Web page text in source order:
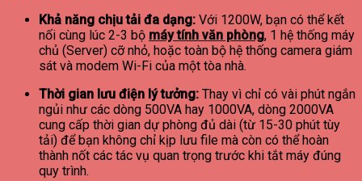
Khả năng chịu tải đa dạng: Với 1200W, bạn có thể kết
nối cùng lúc 2-3 bộ máy tính văn phòng, 1 hệ thống máy
chủ (Server) cỡ nhỏ, hoặc toàn bộ hệ thống camera giám
sát và modem Wi-Fi của một tòa nhà.
Thời gian lưu điện lý tưởng: Thay vì chỉ có vài phút ngắn
ngủi như các dòng 500VA hay 1000VA, dòng 2000VA
cung cấp thời gian dự phòng đủ dài (từ 15-30 phút tùy
tải) để bạn không chỉ kịp lưu file mà còn có thể hoàn
thành nốt các tác vụ quan trọng trước khi tắt máy đúng
quy trình.